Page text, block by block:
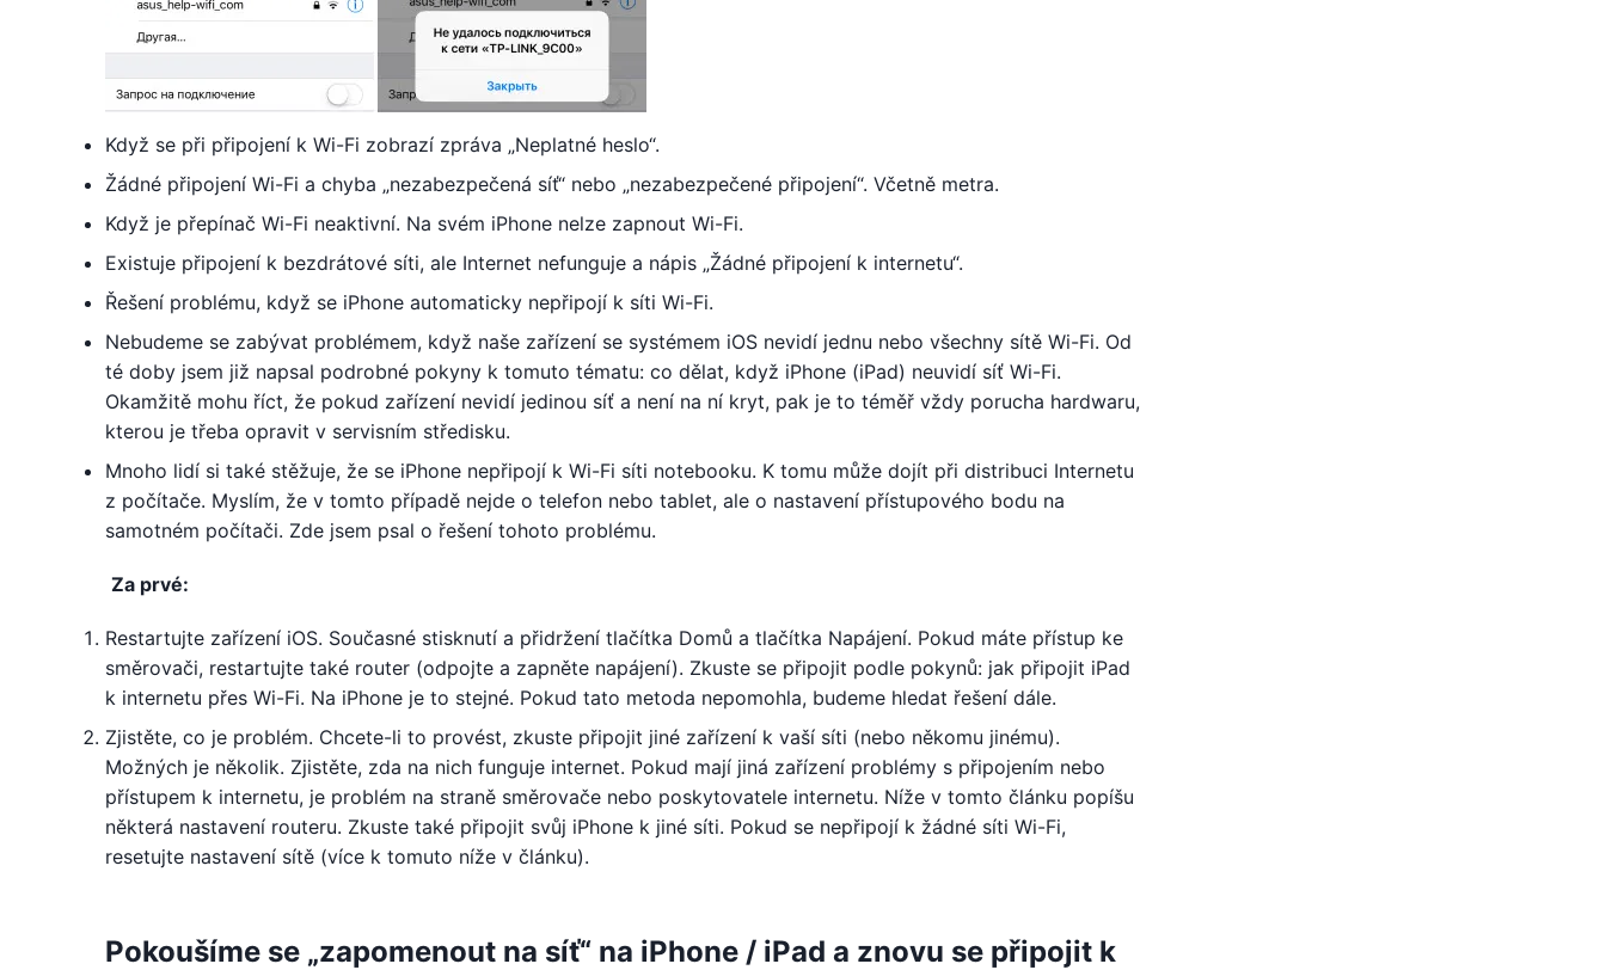
Když se při připojení k Wi-Fi zobrazí zpráva „Neplatné heslo“.
Žádné připojení Wi-Fi a chyba „nezabezpečená síť“ nebo „nezabezpečené připojení“. Včetně metra.
Když je přepínač Wi-Fi neaktivní. Na svém iPhone nelze zapnout Wi-Fi.
Existuje připojení k bezdrátové síti, ale Internet nefunguje a nápis „Žádné připojení k internetu“.
Řešení problému, když se iPhone automaticky nepřipojí k síti Wi-Fi.
Nebudeme se zabývat problémem, když naše zařízení se systémem iOS nevidí jednu nebo všechny sítě Wi-Fi. Od
té doby jsem již napsal podrobné pokyny k tomuto tématu: co dělat, když iPhone (iPad) neuvidí síť Wi-Fi.
Okamžitě mohu říct, že pokud zařízení nevidí jedinou síť a není na ní kryt, pak je to téměř vždy porucha hardwaru,
kterou je třeba opravit v servisním středisku.
Mnoho lidí si také stěžuje, že se iPhone nepřipojí k Wi-Fi síti notebooku. K tomu může dojít při distribuci Internetu
z počítače. Myslím, že v tomto případě nejde o telefon nebo tablet, ale o nastavení přístupového bodu na
samotném počítači. Zde jsem psal o řešení tohoto problému.
Za prvé:
Restartujte zařízení iOS. Současné stisknutí a přidržení tlačítka Domů a tlačítka Napájení. Pokud máte přístup ke
směrovači, restartujte také router (odpojte a zapněte napájení). Zkuste se připojit podle pokynů: jak připojit iPad
k internetu přes Wi-Fi. Na iPhone je to stejné. Pokud tato metoda nepomohla, budeme hledat řešení dále.
Zjistěte, co je problém. Chcete-li to provést, zkuste připojit jiné zařízení k vaší síti (nebo někomu jinému).
Možných je několik. Zjistěte, zda na nich funguje internet. Pokud mají jiná zařízení problémy s připojením nebo
přístupem k internetu, je problém na straně směrovače nebo poskytovatele internetu. Níže v tomto článku popíšu
některá nastavení routeru. Zkuste také připojit svůj iPhone k jiné síti. Pokud se nepřipojí k žádné síti Wi-Fi,
resetujte nastavení sítě (více k tomuto níže v článku).
Pokoušíme se „zapomenout na síť“ na iPhone / iPad a znovu se připojit k